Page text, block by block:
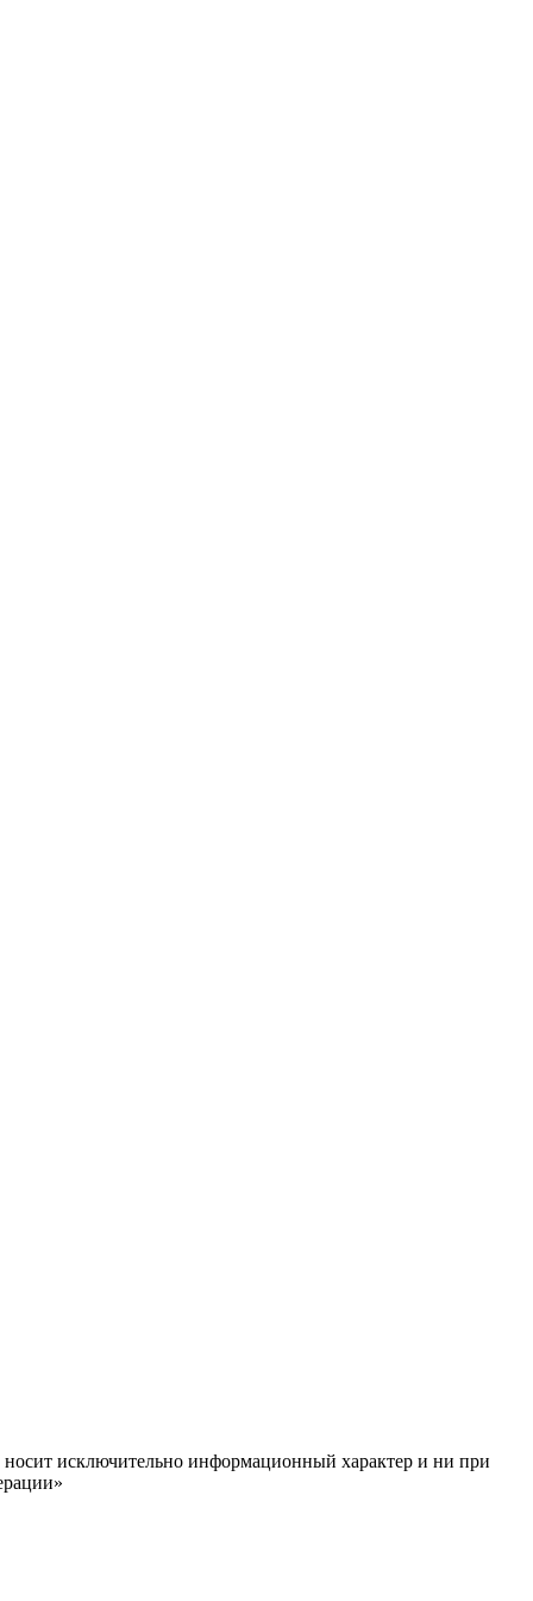
исключительно информационный характер и ни при